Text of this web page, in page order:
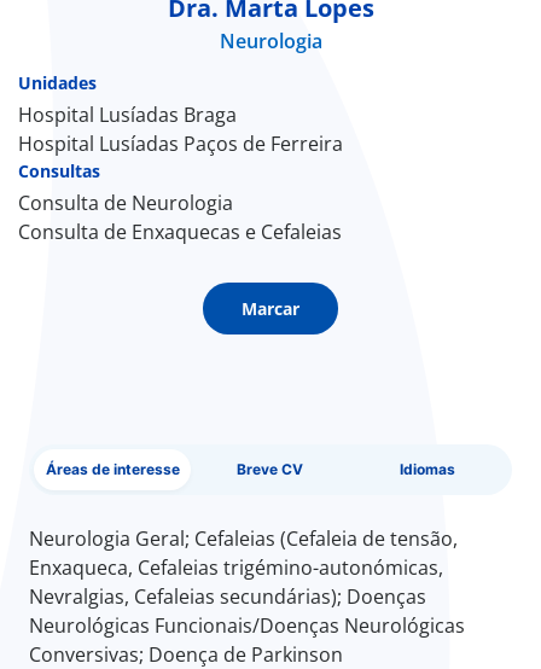
Sport
Dra. Marta Lopes
Neurologia
Unidades
Hospital Lusíadas Braga
Hospital Lusíadas Paços de Ferreira
Consultas
Consulta de Neurologia
Consulta de Enxaquecas e Cefaleias
Marcar
Áreas de interesse Breve CV Idiomas
Neurologia Geral; Cefaleias (Cefaleia de tensão,
Enxaqueca, Cefaleias trigémino-autonómicas,
Nevralgias, Cefaleias secundárias); Doenças
Neurológicas Funcionais/Doenças Neurológicas
Conversivas; Doença de Parkinson